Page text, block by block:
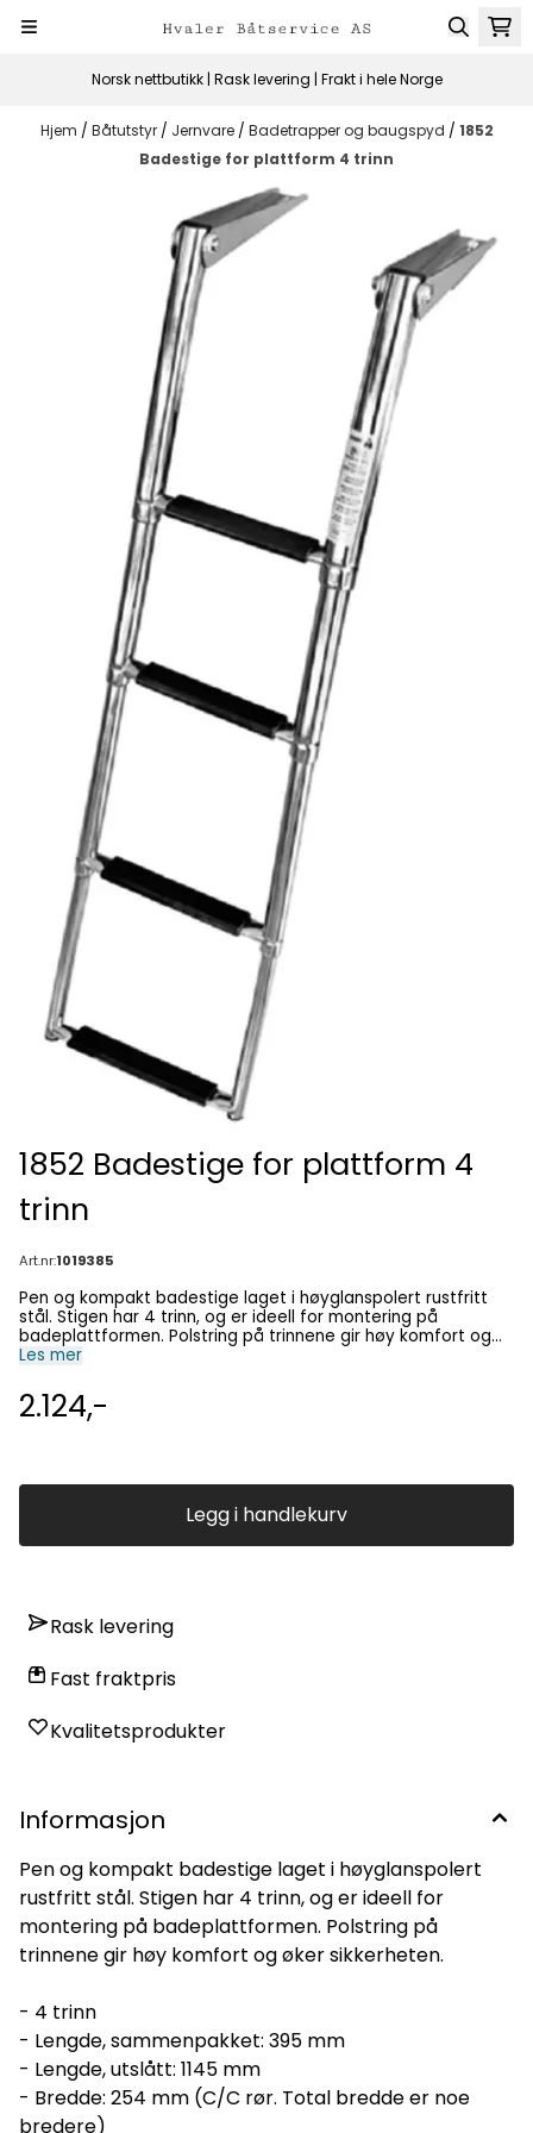
Hopp til innhold
Norsk nettbutikk | Rask levering | Frakt i hele Norge
Hjem / Båtutstyr / Jernvare / Badetrapper og baugspyd / 1852
Badestige for plattform 4 trinn
1852 Badestige for plattform 4
trinn
Art.nr:1019385
Pen og kompakt badestige laget i høyglanspolert rustfritt
stål. Stigen har 4 trinn, og er ideell for montering på
badeplattformen. Polstring på trinnene gir høy komfort og
øker sikkerheten. - 4 trinn - Lengde, sammenpakket: 395 mm
bredde er noe bredere)
Les mer
2.124,-
Legg i handlekurv
Rask levering
Fast fraktpris
Kvalitetsprodukter
Informasjon
Pen og kompakt badestige laget i høyglanspolert
rustfritt stål. Stigen har 4 trinn, og er ideell for
montering på badeplattformen. Polstring på
trinnene gir høy komfort og øker sikkerheten.
- 4 trinn
- Lengde, sammenpakket: 395 mm
- Lengde, utslått: 1145 mm
- Bredde: 254 mm (C/C rør. Total bredde er noe
bredere)